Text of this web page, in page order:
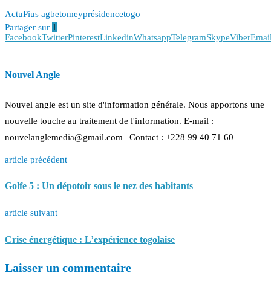
ActuPius agbetomeyprésidencetogo
Partager sur 1
FacebookTwitterPinterestLinkedinWhatsappTelegramSkypeViber
Nouvel Angle
Nouvel angle est un site d'information générale. Nous apportons une
nouvelle touche au traitement de l'information. E-mail :
nouvelanglemedia@gmail.com | Contact : +228 99 40 71 60
article précédent
Golfe 5 : Un dépotoir sous le nez des habitants
article suivant
Crise énergétique : L’expérience togolaise
Laisser un commentaire